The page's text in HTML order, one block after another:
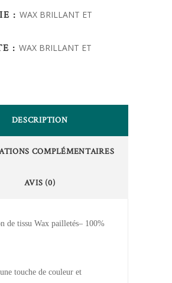
:WAX BRILLANT ET
:WAX BRILLANT ET
DESCRIPTION
COMPLÉMENTAIRES
AVIS (0)
de tissu Wax pailletés– 100%
touche de couleur et